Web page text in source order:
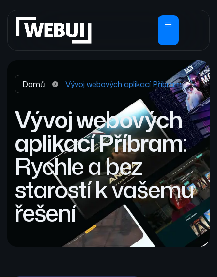
Domů Vývoj webových aplikací Příbram
Vývoj webových
aplikací Příbram:
Rychle a bez
starostí k vašemu
řešení